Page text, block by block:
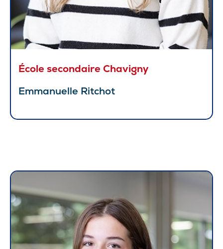
École secondaire Chavigny
Emmanuelle Ritchot